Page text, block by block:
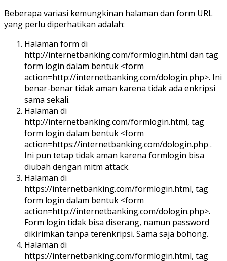
Beberapa variasi kemungkinan halaman dan form URL
yang perlu diperhatikan adalah:
Halaman form di
http://internetbanking.com/formlogin.html dan tag
form login dalam bentuk <form
action=http://internetbanking.com/dologin.php>. Ini
benar-benar tidak aman karena tidak ada enkripsi
sama sekali.
Halaman di
http://internetbanking.com/formlogin.html, tag
form login dalam bentuk <form
action=https://internetbanking.com/dologin.php .
Ini pun tetap tidak aman karena formlogin bisa
diubah dengan mitm attack.
Halaman di
https://internetbanking.com/formlogin.html, tag
form login dalam bentuk <form
action=http://internetbanking.com/dologin.php>.
Form login tidak bisa diserang, namun password
dikirimkan tanpa terenkripsi. Sama saja bohong.
Halaman di
https://internetbanking.com/formlogin.html, tag